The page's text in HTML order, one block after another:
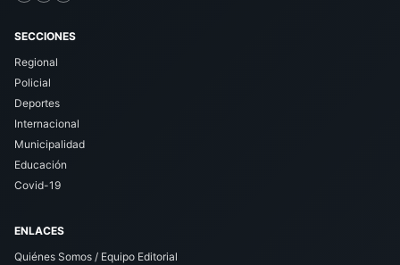
SECCIONES
Regional
Policial
Deportes
Internacional
Municipalidad
Educación
Covid-19
ENLACES
Quiénes Somos / Equipo Editorial